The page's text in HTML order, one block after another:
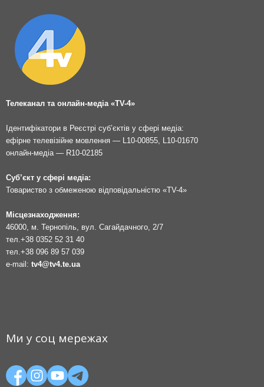
Телеканал та онлайн-медіа «TV-4»
Ідентифікатори в Реєстрі суб’єктів у сфері медіа:
ефірне телевізійне мовлення — L10-00855, L10-01670
онлайн-медіа — R10-02185
Суб’єкт у сфері медіа:
Товариство з обмеженою відповідальністю «TV-4»
Місцезнаходження:
46000, м. Тернопіль, вул. Сагайдачного, 2/7
тел. +38 0352 52 31 40
тел. +38 096 89 57 039
e-mail: tv4@tv4.te.ua
Ми у соц мережах